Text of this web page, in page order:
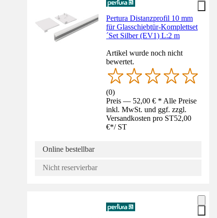
Pertura Distanzprofil 10 mm
für Glasschiebtür-Komplettset
´Set Silber (EV1) L:2 m
Artikel wurde noch nicht
bewertet.
(0)
Preis — 52,00 € * Alle Preise
inkl. MwSt. und ggf. zzgl.
Versandkosten pro ST52,00
€*/ ST
Online bestellbar
Nicht reservierbar